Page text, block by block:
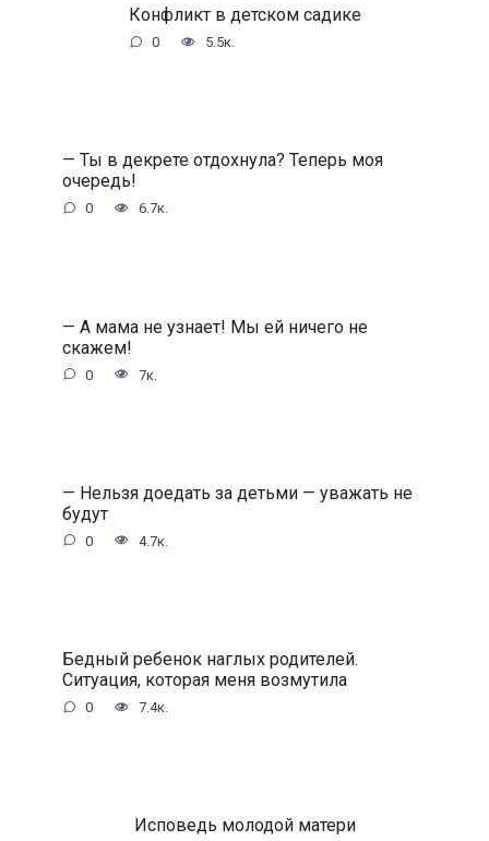
Конфликт в детском садике
0 5.5к.
— Ты в декрете отдохнула? Теперь моя
очередь!
0 6.7к.
— А мама не узнает! Мы ей ничего не
скажем!
0 7к.
— Нельзя доедать за детьми — уважать не
будут
0 4.7к.
Бедный ребенок наглых родителей.
Ситуация, которая меня возмутила
0 7.4к.
Исповедь молодой матери